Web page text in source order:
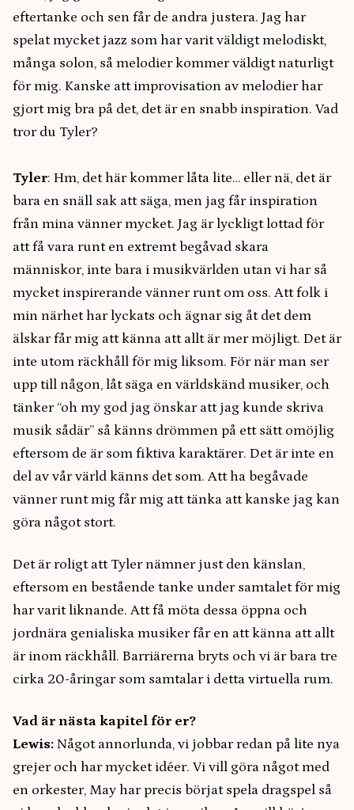
eftertanke och sen får de andra justera. Jag har
spelat mycket jazz som har varit väldigt melodiskt,
många solon, så melodier kommer väldigt naturligt
för mig. Kanske att improvisation av melodier har
gjort mig bra på det, det är en snabb inspiration. Vad
tror du Tyler?
Tyler: Hm, det här kommer låta lite… eller nä, det är
bara en snäll sak att säga, men jag får inspiration
från mina vänner mycket. Jag är lyckligt lottad för
att få vara runt en extremt begåvad skara
människor, inte bara i musikvärlden utan vi har så
mycket inspirerande vänner runt om oss. Att folk i
min närhet har lyckats och ägnar sig åt det dem
älskar får mig att känna att allt är mer möjligt. Det är
inte utom räckhåll för mig liksom. För när man ser
upp till någon, låt säga en världskänd musiker, och
tänker “oh my god jag önskar att jag kunde skriva
musik sådär” så känns drömmen på ett sätt omöjlig
eftersom de är som fiktiva karaktärer. Det är inte en
del av vår värld känns det som. Att ha begåvade
vänner runt mig får mig att tänka att kanske jag kan
göra något stort.
Det är roligt att Tyler nämner just den känslan,
eftersom en bestående tanke under samtalet för mig
har varit liknande. Att få möta dessa öppna och
jordnära genialiska musiker får en att känna att allt
är inom räckhåll. Barriärerna bryts och vi är bara tre
cirka 20-åringar som samtalar i detta virtuella rum.
Vad är nästa kapitel för er?
Lewis: Något annorlunda, vi jobbar redan på lite nya
grejer och har mycket idéer. Vi vill göra något med
en orkester, May har precis börjat spela dragspel så